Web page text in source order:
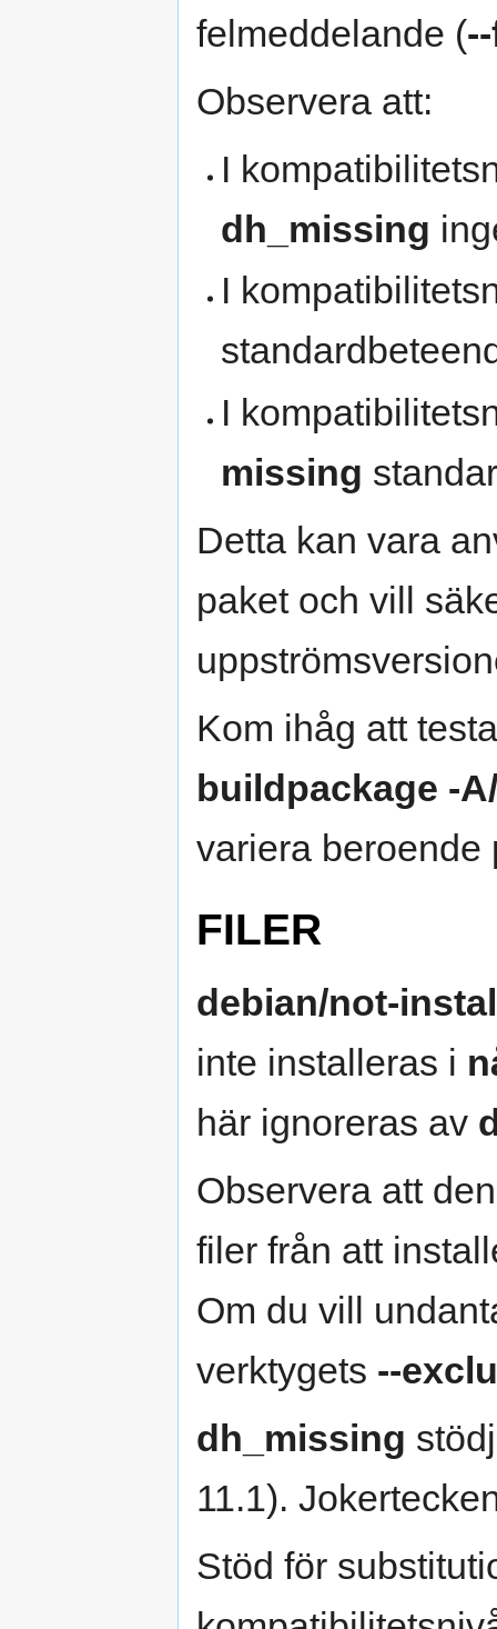
felmeddelande (
Observera att:
I
dh_missing
I
I
missing
Detta kan vara
paket och vill
Kom ihåg att
buildpackage -
variera beroende
FILER
debian/not-
inte installeras i
här ignoreras av
Observera att
filer från att
Om du vill
verktygets --
dh_missing
11.1).
Stöd för